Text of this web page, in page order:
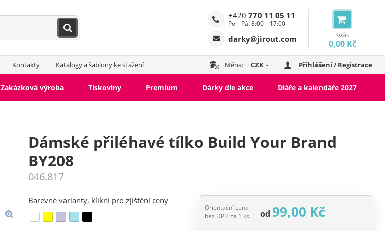
Košík
0,00 Kč
+420 770 11 05 11
Po – Pá: 8:00 – 17:00
darky@jirout.com
Kontakty Katalogy a šablony ke stažení Měna: CZK Přihlášení / Registrace
Zakázková výroba Tiskoviny Premium Dárky dle akce Diáře a kalendáře 2027
Dámské přiléhavé tílko Build Your Brand
BY208
046.817
Barevné varianty, klikni pro zjištění ceny
Orientační cena
bez DPH za 1 ks
od 99,00 Kč